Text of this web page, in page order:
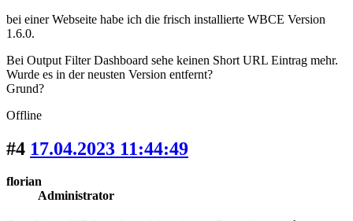
bei einer Webseite habe ich die frisch installierte WBCE Version
1.6.0.
Bei Output Filter Dashboard sehe keinen Short URL Eintrag mehr.
Wurde es in der neusten Version entfernt?
Grund?
Offline
#4 17.04.2023 11:44:49
florian
Administrator